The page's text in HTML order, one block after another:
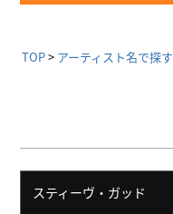
TOP アーティスト名で探す
スティーヴ・ガッド